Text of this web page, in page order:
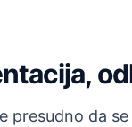
presudno da